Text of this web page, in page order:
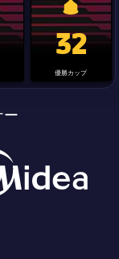
国王杯
32
優勝カップ
ー